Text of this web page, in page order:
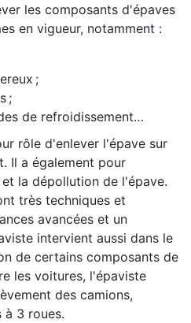
les composants d'épaves
en vigueur, notamment :
;
;
de refroidissement…
rôle d'enlever l'épave sur
Il a également pour
la dépollution de l'épave.
très techniques et
avancées et un
intervient aussi dans le
de certains composants de
les voitures, l'épaviste
des camions,
à 3 roues.